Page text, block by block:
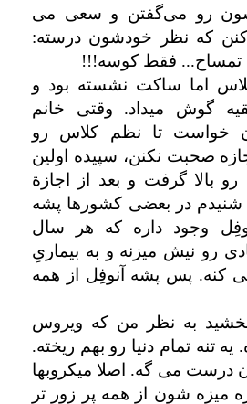
رو می‌گفتن و سعی می
که نظر خودشون درسته:
تمساح... فقط کوسه!!!
اما ساکت نشسته بود و
گوش میداد. وقتی خانم
خواست تا نظم کلاس رو
صحبت نکنن، سپیده اولین
بالا گرفت و بعد از اجازة
در بعضی کشورها پشه
وجود داره که هر سال
رو نیش میزنه و به بیماریِ
می کنه. پس پشه آنوفِل از همه
به نظر من که ویروس
تنه تمام دنیا رو بهم ریخته.
درست می گه. اصلا میکروبها
میزه شون از همه پر زور تر